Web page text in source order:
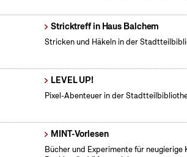
Stricktreff in Haus Balchem
Stricken und Häkeln in der
LEVEL UP!
Pixel-Abenteuer in der
MINT-Vorlesen
Bücher und Experimente für